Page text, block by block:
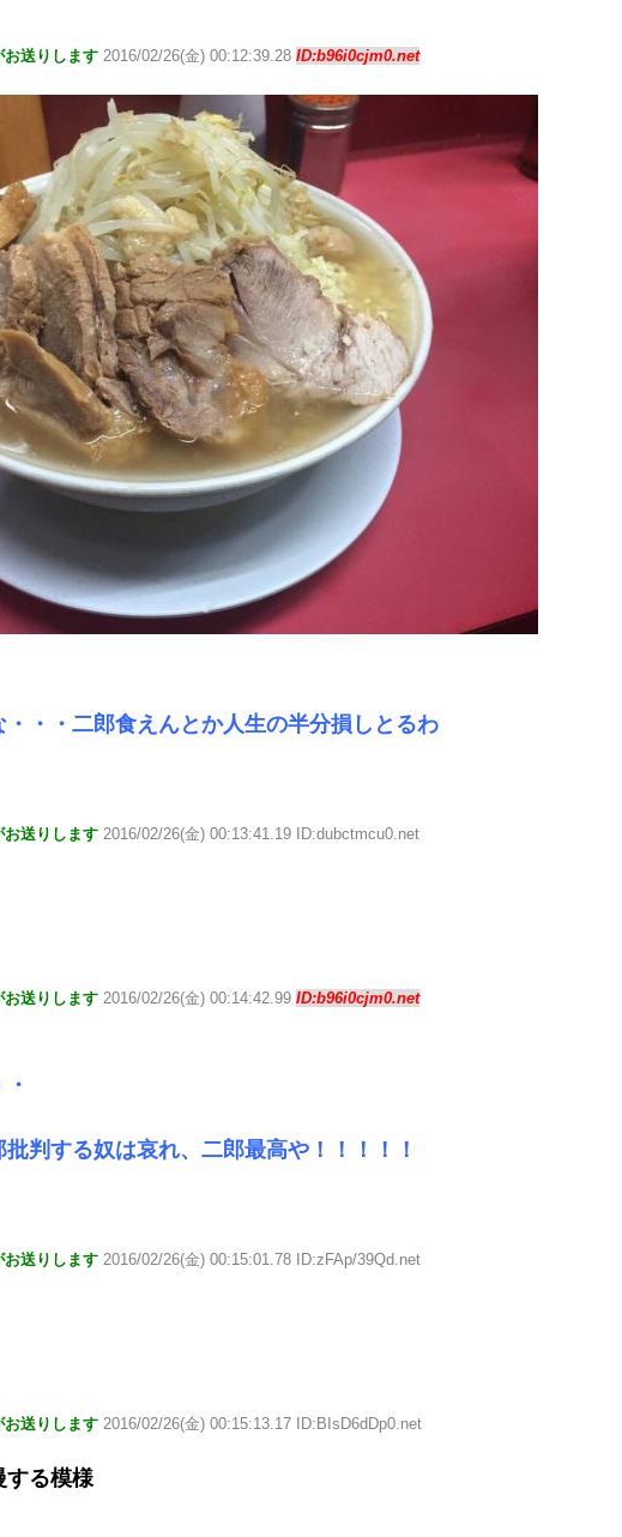
送りします 2016/02/26(金) 00:12:39.28 ID:b96i0cjm0.net
・・二郎食えんとか人生の半分損しとるわ
送りします 2016/02/26(金) 00:13:41.19 ID:dubctmcu0.net
送りします 2016/02/26(金) 00:14:42.99 ID:b96i0cjm0.net
判する奴は哀れ、二郎最高や！！！！！
送りします 2016/02/26(金) 00:15:01.78 ID:zFAp/39Qd.net
送りします 2016/02/26(金) 00:15:13.17 ID:BIsD6dDp0.net
する模様